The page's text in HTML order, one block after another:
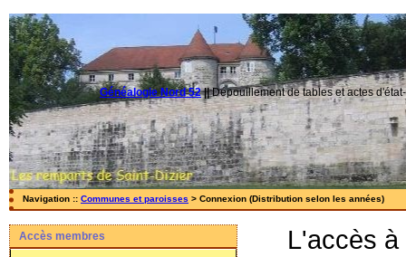
Généalogie Nord 52||Dépouillement de tables et actes
Navigation :: Communes et paroisses > Connexion (Distribution selon les années)
Accès membres L'accès